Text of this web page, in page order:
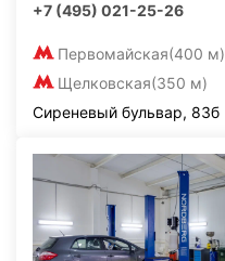
+7 (495) 021-25-26
Первомайская(400 м)
Щелковская(350 м)
Сиреневый бульвар, 83б